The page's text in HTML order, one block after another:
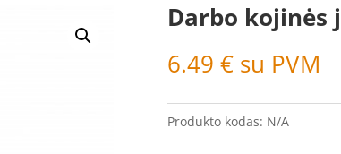
Darbo kojinės
6.49 € su PVM
Produkto kodas: N/A